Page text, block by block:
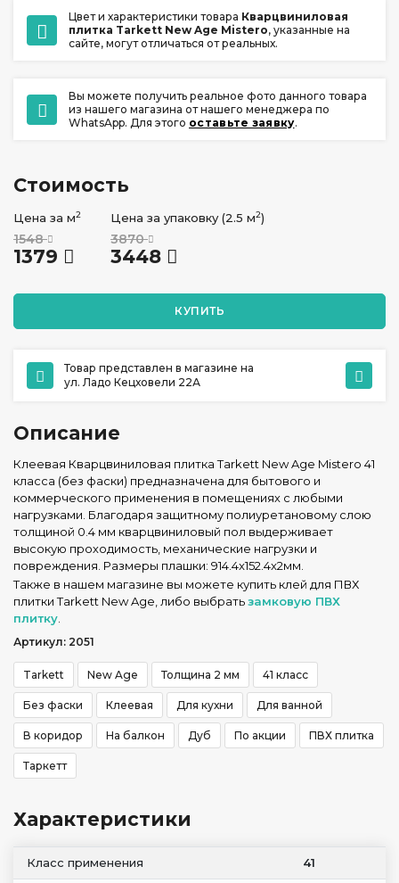
Цвет и характеристики товара Кварцвиниловая
плитка Tarkett New Age Mistero, указанные на
сайте, могут отличаться от реальных.
Вы можете получить реальное фото данного товара
из нашего магазина от нашего менеджера по
WhatsApp. Для этого оставьте заявку.
Стоимость
Цена за м2
1548
1379
Цена за упаковку (2.5 м2)
3870
3448
КУПИТЬ
Товар представлен в магазине на
ул. Ладо Кецховели 22А
Описание
Клеевая Кварцвиниловая плитка Tarkett New Age Mistero 41
класса (без фаски) предназначена для бытового и
коммерческого применения в помещениях с любыми
нагрузками. Благодаря защитному полиуретановому слою
толщиной 0.4 мм кварцвиниловый пол выдерживает
высокую проходимость, механические нагрузки и
повреждения. Размеры плашки: 914.4x152.4x2мм.
Также в нашем магазине вы можете купить клей для ПВХ
плитки Tarkett New Age, либо выбратьзамковую ПВХ
плитку
Артикул: 2051
Tarkett New Age Толщина 2 мм 41 класс
Без фаски Клеевая Для кухни Для ванной
В коридор На балкон Дуб По акции ПВХ плитка
Таркетт
Характеристики
Класс применения 41